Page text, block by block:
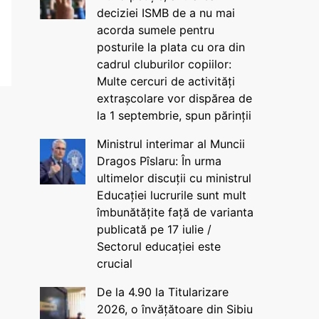
deciziei ISMB de a nu mai
acorda sumele pentru
posturile la plata cu ora din
cadrul cluburilor copiilor:
Multe cercuri de activități
extrașcolare vor dispărea de
la 1 septembrie, spun părinții
Ministrul interimar al Muncii
Dragos Pîslaru: În urma
ultimelor discuții cu ministrul
Educației lucrurile sunt mult
îmbunătățite față de varianta
publicată pe 17 iulie /
Sectorul educației este
crucial
De la 4.90 la Titularizare
2026, o învățătoare din Sibiu